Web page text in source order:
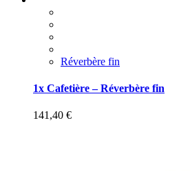
Réverbère fin
1x Cafetière – Réverbère fin
141,40 €